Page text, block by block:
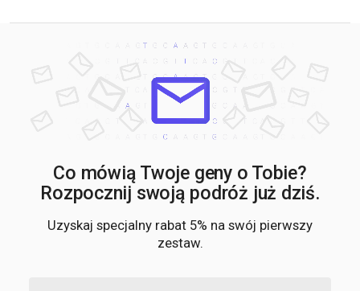
Co mówią Twoje geny o Tobie?
Rozpocznij swoją podróż już dziś.
Uzyskaj specjalny rabat 5% na swój pierwszy
zestaw.